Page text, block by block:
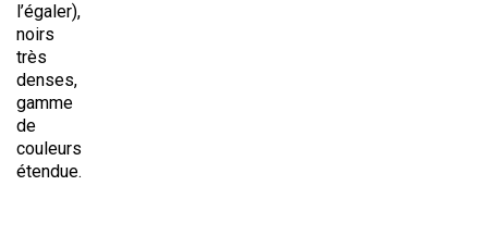
l’égaler),
noirs
très
denses,
gamme
de
couleurs
étendue.